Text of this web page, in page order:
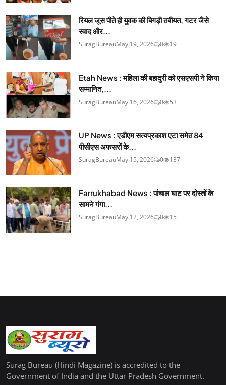
रियल जूस पीते ही युवक की बिगड़ी तबीयत, गटर जैसे
स्वाद और...
SuragBureauMay 19, 2026 0 19
Etah News : महिला की बहादुरी को एसएसपी ने किया
सम्मानित,...
SuragBureauMay 16, 2026 0 53
UP News : एडीएम सत्यप्रकाश एटा समेत 84
पीसीएस अफसरों के...
SuragBureauMay 15, 2026 0 137
Farrukhabad News : पांचाल घाट पर दोस्तों के
सामने गंगा...
SuragBureauMay 12, 2026 0 15
Surag Bureau (Hindi Magazine) is accredited to the
Government of India and the Uttar Pradesh Government.